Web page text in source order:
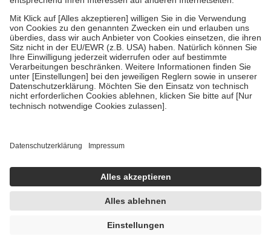
stärken und die besondere Stellung der Familie zu unterstützen,
fallenkeine Zuzahlungenan bei:
• Kindern und Jugendlichen bis zum vollendeten 18. Lebensjahr
mit Ausnahme der Fahrkosten
• Untersuchungen zur Vorsorge und Früherkennung, die von der
GKV getragen werden
• empfohlenen Schutzimpfungen
• Harn- und Blutteststreifen
getroffen, um sicherzustellen, dass es sich um echte Bewertungen
https://help.etrusted.com/hc/de/articles/4419944605341
Einige Bilder und Inhalte wurden unter Zuhilfenahme künstlicher